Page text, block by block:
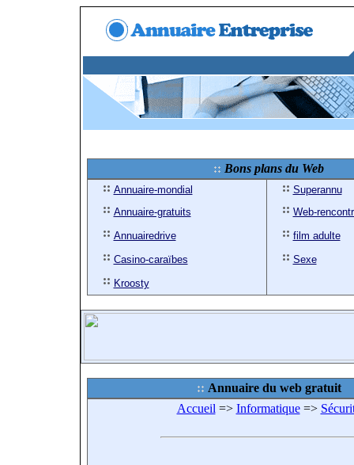
Bons plans du Web
Annuaire-mondial
Annuaire-gratuits
Annuairedrive
Casino-caraïbes
Kroosty
Superannu
Web-
film adulte
Sexe
Annuaire du web gratuit
Accueil => Informatique=>